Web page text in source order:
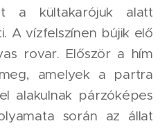
a kültakarójuk alatt
A vízfelszínen bújik elő
rovar. Először a hím
amelyek a partra
alakulnak párzóképes
során az állat